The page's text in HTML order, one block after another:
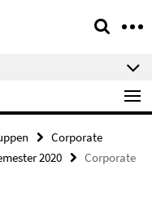
Corporate
2020
Corporate